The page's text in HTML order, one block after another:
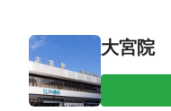
大宮院